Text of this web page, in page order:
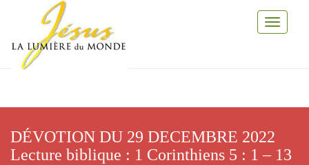
Toggle
DÉVOTION DU 29 DECEMBRE 2022
Lecture biblique : 1 Corinthiens 5 : 1 – 13